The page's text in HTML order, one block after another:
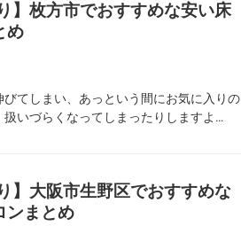
】枚方市でおすすめな安い床
め
てしまい、あっという間にお気に入りの
いづらくなってしまったりしますよ…
】大阪市生野区でおすすめな
ンまとめ